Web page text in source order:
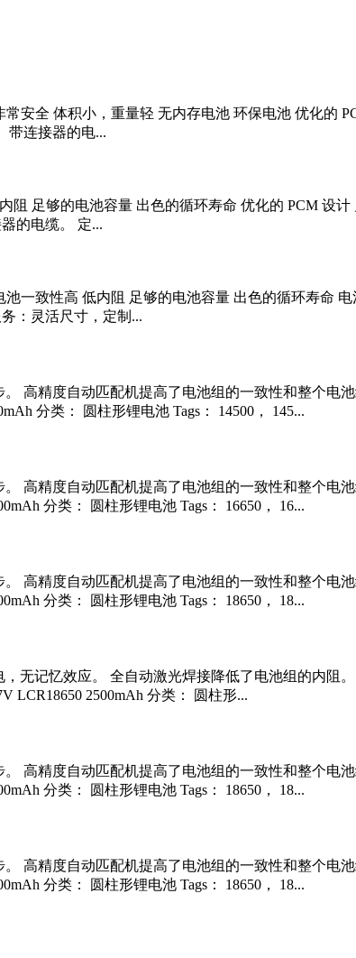
常安全 体积小，重量轻 无内存电池 环保电池 优化的
带连接器的电...
阻 足够的电池容量 出色的循环寿命 优化的 PCM 设
的电缆。 定...
池一致性高 低内阻 足够的电池容量 出色的循环寿命
：灵活尺寸，定制...
高精度自动匹配机提高了电池组的一致性和整个电
分类： 圆柱形锂电池 Tags： 14500， 145...
高精度自动匹配机提高了电池组的一致性和整个电
分类： 圆柱形锂电池 Tags： 16650， 16...
高精度自动匹配机提高了电池组的一致性和整个电
分类： 圆柱形锂电池 Tags： 18650， 18...
无记忆效应。 全自动激光焊接降低了电池组的内阻
LCR18650 2500mAh 分类： 圆柱形...
高精度自动匹配机提高了电池组的一致性和整个电
分类： 圆柱形锂电池 Tags： 18650， 18...
高精度自动匹配机提高了电池组的一致性和整个电
分类： 圆柱形锂电池 Tags： 18650， 18...